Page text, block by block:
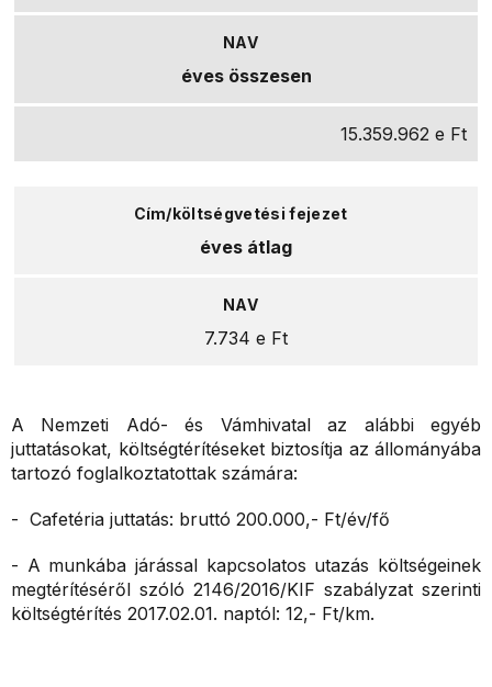
éves összesen
15.359.962 e Ft
éves átlag
7.734 e Ft
A Nemzeti Adó- és Vámhivatal az alábbi egyéb
juttatásokat, költségtérítéseket biztosítja az állományába
tartozó foglalkoztatottak számára:
- Cafetéria juttatás: bruttó 200.000,- Ft/év/fő
- A munkába járással kapcsolatos utazás költségeinek
megtérítéséről szóló 2146/2016/KIF szabályzat szerinti
költségtérítés 2017.02.01. naptól: 12,- Ft/km.